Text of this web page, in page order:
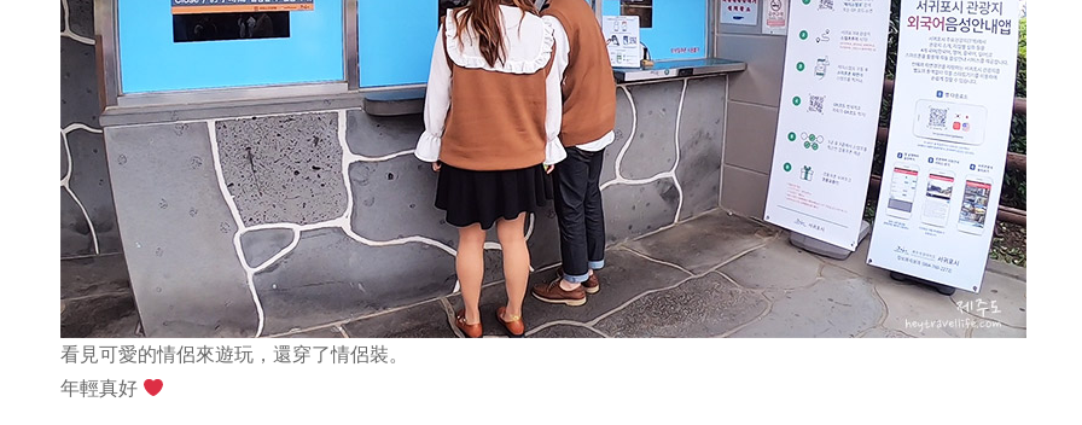
看見可愛的情侶來遊玩，還穿了情侶裝。
年輕真好